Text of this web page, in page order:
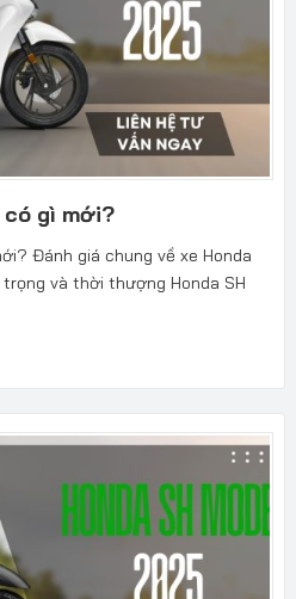
có gì mới?
Đánh giá chung về xe Honda
và thời thượng Honda SH